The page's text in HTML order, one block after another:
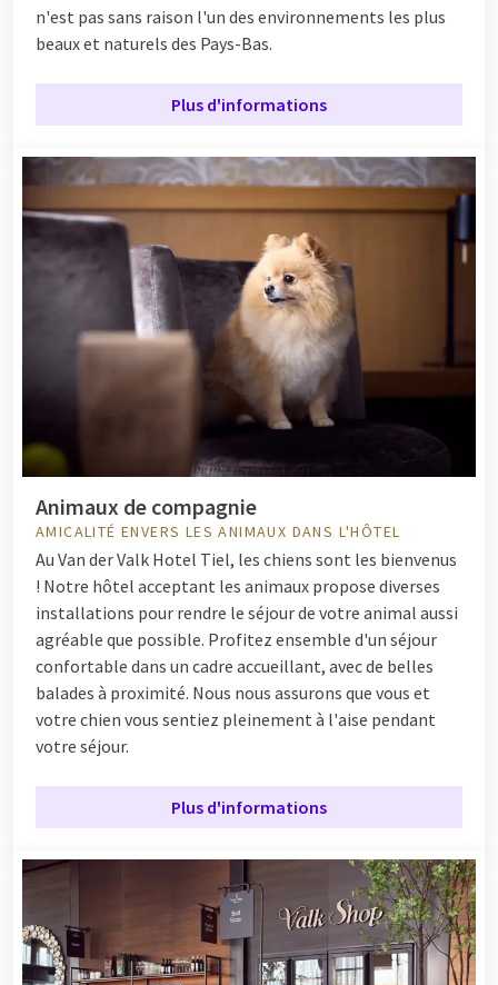
n'est pas sans raison l'un des environnements les plus
beaux et naturels des Pays-Bas.
Plus d'informations
Animaux de compagnie
AMICALITÉ ENVERS LES ANIMAUX DANS L'HÔTEL
Au Van der Valk Hotel Tiel, les chiens sont les bienvenus
! Notre hôtel acceptant les animaux propose diverses
installations pour rendre le séjour de votre animal aussi
agréable que possible. Profitez ensemble d'un séjour
confortable dans un cadre accueillant, avec de belles
balades à proximité. Nous nous assurons que vous et
votre chien vous sentiez pleinement à l'aise pendant
votre séjour.
Plus d'informations